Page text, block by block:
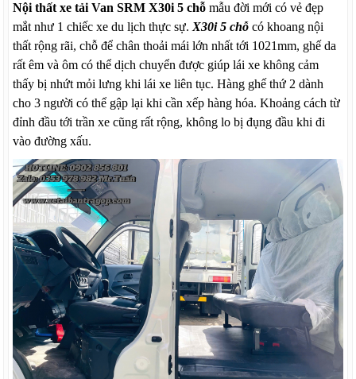
Nội thất xe tải Van SRM X30i 5 chỗ mẫu đời mới có vẻ đẹp
mắt như 1 chiếc xe du lịch thực sự. X30i 5 chỗ có khoang nội
thất rộng rãi, chỗ để chân thoải mái lớn nhất tới 1021mm, ghế da
rất êm và ôm có thể dịch chuyển được giúp lái xe không cảm
thấy bị nhứt mỏi lưng khi lái xe liên tục. Hàng ghế thứ 2 dành
cho 3 người có thể gập lại khi cần xếp hàng hóa. Khoảng cách từ
đỉnh đầu tới trần xe cũng rất rộng, không lo bị đụng đầu khi đi
vào đường xấu.